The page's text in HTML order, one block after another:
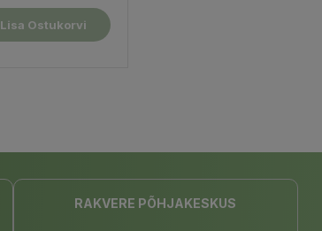
Lisa Ostukorvi
RAKVERE PÕHJAKESKUS